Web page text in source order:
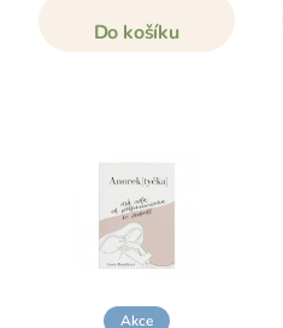
Do košíku
Akce